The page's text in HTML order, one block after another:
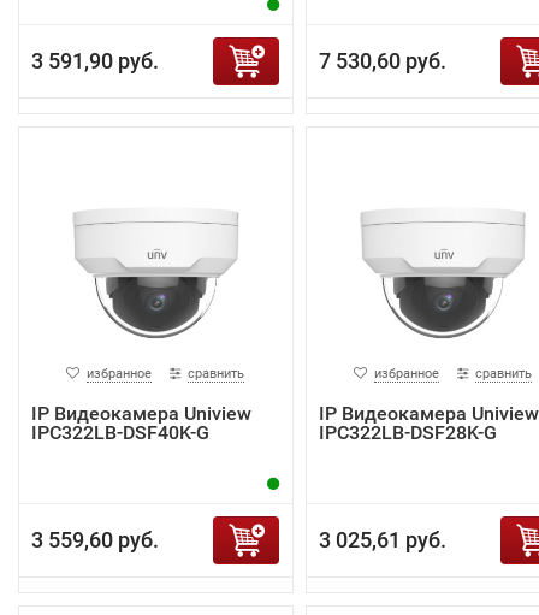
3 591,90 руб. 7 530,60 руб.
избранное сравнить
IP Видеокамера Uniview
IPC322LB-DSF40K-G
3 559,60 руб.
избранное сравнить
IP Видеокамера Uniview
IPC322LB-DSF28K-G
3 025,61 руб.